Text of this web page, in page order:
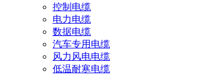
控制电缆
电力电缆
数据电缆
汽车专用电缆
风力风电电缆
低温耐寒电缆